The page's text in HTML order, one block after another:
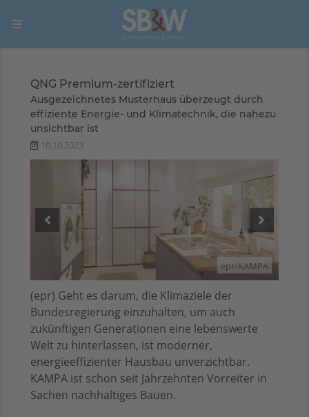
QNG Premium-zertifiziert
Ausgezeichnetes Musterhaus überzeugt durch
effiziente Energie- und Klimatechnik, die nahezu
unsichtbar ist
10.10.2023
epr/KAMPA
(epr) Geht es darum, die Klimaziele der
Bundesregierung einzuhalten, um auch
zukünftigen Generationen eine lebenswerte
Welt zu hinterlassen, ist moderner,
energieeffizienter Hausbau unverzichtbar.
KAMPA ist schon seit Jahrzehnten Vorreiter in
Sachen nachhaltiges Bauen.